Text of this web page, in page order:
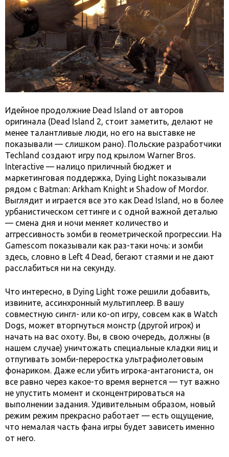
Идейное продолжние Dead Island от авторов
оригинала (Dead Island 2, стоит заметить, делают не
менее талантливые люди, но его на выставке не
показывали — слишком рано). Польские разработчики
Techland создают игру под крылом Warner Bros.
Interactive — налицо приличный бюджет и
маркетинговая поддержка, Dying Light показывали
рядом с Batman: Arkham Knight и Shadow of Mordor.
Выглядит и играется все это как Dead Island, но в более
урбанистическом сеттинге и с одной важной деталью
— смена дня и ночи меняет количество и
аггрессивность зомби в геометрической прогрессии. На
Gamescom показывали как раз-таки ночь: и зомби
здесь, словно в Left 4 Dead, бегают стаями и не дают
расслабиться ни на секунду.
Что интересно, в Dying Light тоже решили добавить,
извините, ассинхронный мультиплеер. В вашу
совместную сингл- или ко-оп игру, совсем как в Watch
Dogs, может вторгнуться монстр (другой игрок) и
начать на вас охоту. Вы, в свою очередь, должны (в
нашем случае) уничтожать специальные кладки яиц и
отпугивать зомби-переростка ультрафиолетовым
фонариком. Даже если убить игрока-антагониста, он
все равно через какое-то время вернется — тут важно
не упустить момент и сконцентрироваться на
выполнении задания. Удивительным образом, новый
режим режим прекрасно работает — есть ощущение,
что немалая часть фана игры будет зависеть именно
от него.